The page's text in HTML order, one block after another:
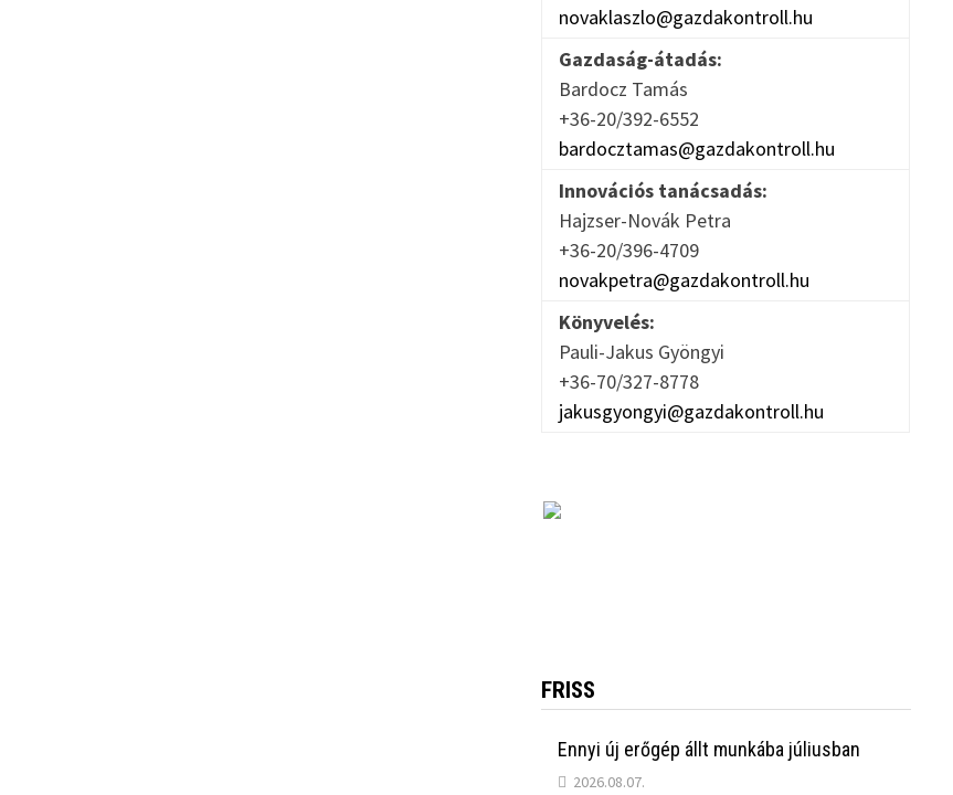
novaklaszlo@gazdakontroll.hu
Gazdaság-átadás:
Bardocz Tamás
+36-20/392-6552
bardocztamas@gazdakontroll.hu
Innovációs tanácsadás:
Hajzser-Novák Petra
+36-20/396-4709
novakpetra@gazdakontroll.hu
Könyvelés:
Pauli-Jakus Gyöngyi
+36-70/327-8778
jakusgyongyi@gazdakontroll.hu
FRISS
Ennyi új erőgép állt munkába júliusban
2026.08.07.